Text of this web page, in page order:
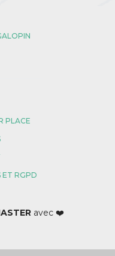
PLACE
ET RGPD
avec ❤️